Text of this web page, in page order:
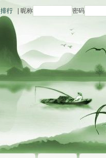
排行 | 昵称 密码